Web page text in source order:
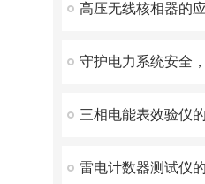
高压无线核相器的
三相电能表效验仪